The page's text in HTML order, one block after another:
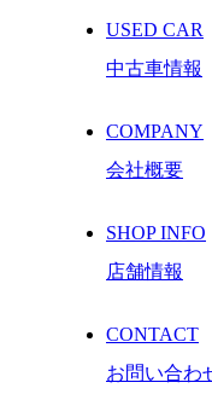
USED CAR
中古車情報
COMPANY
会社概要
SHOP INFO
店舗情報
CONTACT
お問い合わ